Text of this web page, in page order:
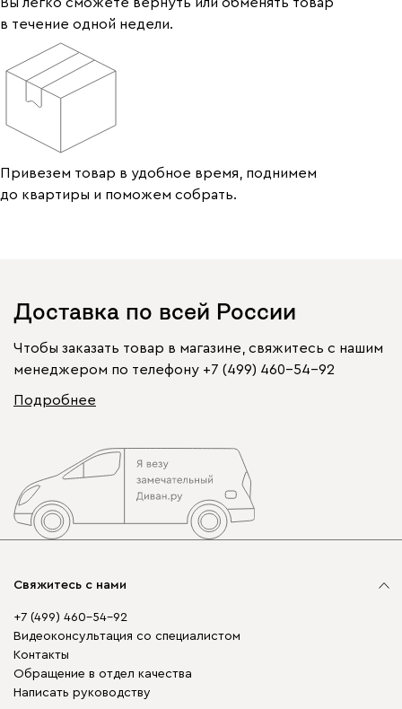
в течение одной недели.
Привезем товар в удобное время, поднимем
до квартиры и поможем собрать.
Доставка по всей России
Чтобы заказать товар в магазине, свяжитесь с нашим
менеджером по телефону +7 (499) 460-54-92
Подробнее
Свяжитесь с нами
+7 (499) 460-54-92
Видеоконсультация со специалистом
Контакты
Обращение в отдел качества
Написать руководству